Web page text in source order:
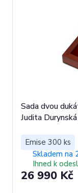
Sada dvou
Judita
Emise 300 ks
Skladem na
Ihned k
26 990 Kč